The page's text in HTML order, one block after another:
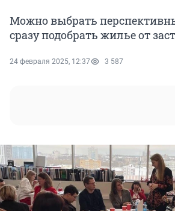
Можно выбрать
сразу подобрать жилье от
24 февраля 2025, 12:37 3 587